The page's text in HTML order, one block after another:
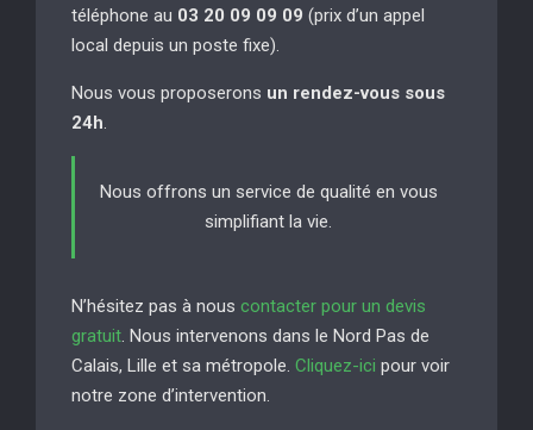
téléphone au 03 20 09 09 09 (prix d’un appel
local depuis un poste fixe).
Nous vous proposerons un rendez-vous sous
24h
Nous offrons un service de qualité en vous
simplifiant la vie.
N’hésitez pas à nous contacter pour un devis
gratuit . Nous intervenons dans le Nord Pas de
Calais, Lille et sa métropole. Cliquez-ici pour voir
notre zone d’intervention.